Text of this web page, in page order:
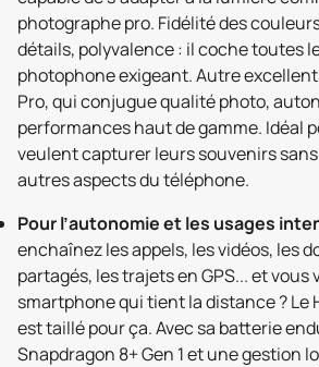
photographe pro. Fidélité des
détails, polyvalence : il coche toutes
photophone exigeant. Autre
Pro, qui conjugue qualité photo,
performances haut de gamme. Idéal
veulent capturer leurs souvenirs
autres aspects du téléphone.
Pour l’autonomie et les usages
enchaînez les appels, les vidéos, les
partagés, les trajets en GPS... et vous
smartphone qui tient la distance ? Le
est taillé pour ça. Avec sa batterie
Snapdragon 8+ Gen 1 et une gestion